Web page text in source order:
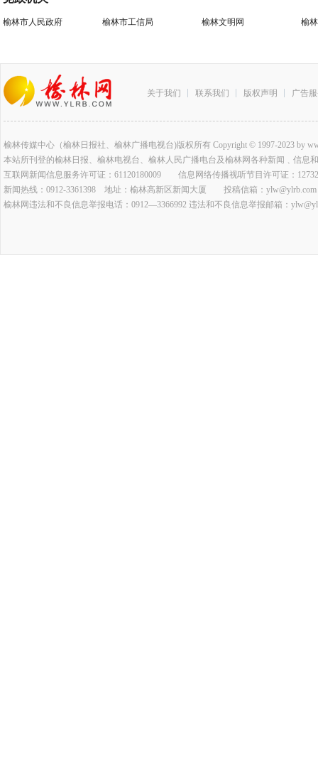
榆林市人民政府 榆林市工信局 榆林文明网 榆
关于我们 联系我们 版权声明 广告
榆林传媒中心（榆林日报社、榆林广播电视台)版权所有 Copyright © 1997-2023 by
本站所刊登的榆林日报、榆林电视台、榆林人民广播电台及榆林网各种新闻﹑信
互联网新闻信息服务许可证：61120180009 信息网络传播视听节目许可证：
新闻热线：0912-3361398 地址：榆林高新区新闻大厦 投稿信箱：ylw@ylrb.com
榆林网违法和不良信息举报电话：0912—3366992 违法和不良信息举报邮箱：